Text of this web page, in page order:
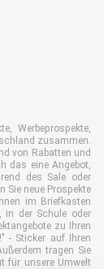
Werbeprospekte,
zusammen.
von Rabatten und
das eine Angebot,
des Sale oder
Sie neue Prospekte
im Briefkasten
in der Schule oder
zu Ihren
- Sticker auf Ihren
tragen Sie
für unsere Umwelt